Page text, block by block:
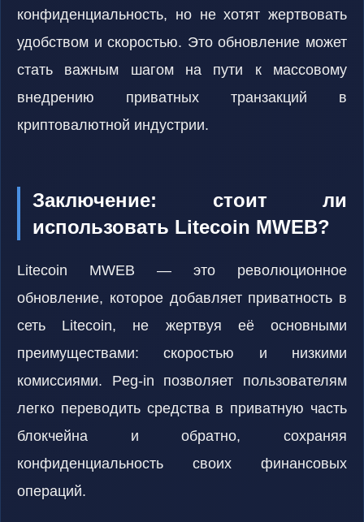
конфиденциальность, но не хотят жертвовать
удобством и скоростью. Это обновление может
стать важным шагом на пути к массовому
внедрению приватных транзакций в
криптовалютной индустрии.
Заключение: стоит ли
использовать Litecoin MWEB?
Litecoin MWEB — это революционное
обновление, которое добавляет приватность в
сеть Litecoin, не жертвуя её основными
преимуществами: скоростью и низкими
комиссиями. Peg-in позволяет пользователям
легко переводить средства в приватную часть
блокчейна и обратно, сохраняя
конфиденциальность своих финансовых
операций.